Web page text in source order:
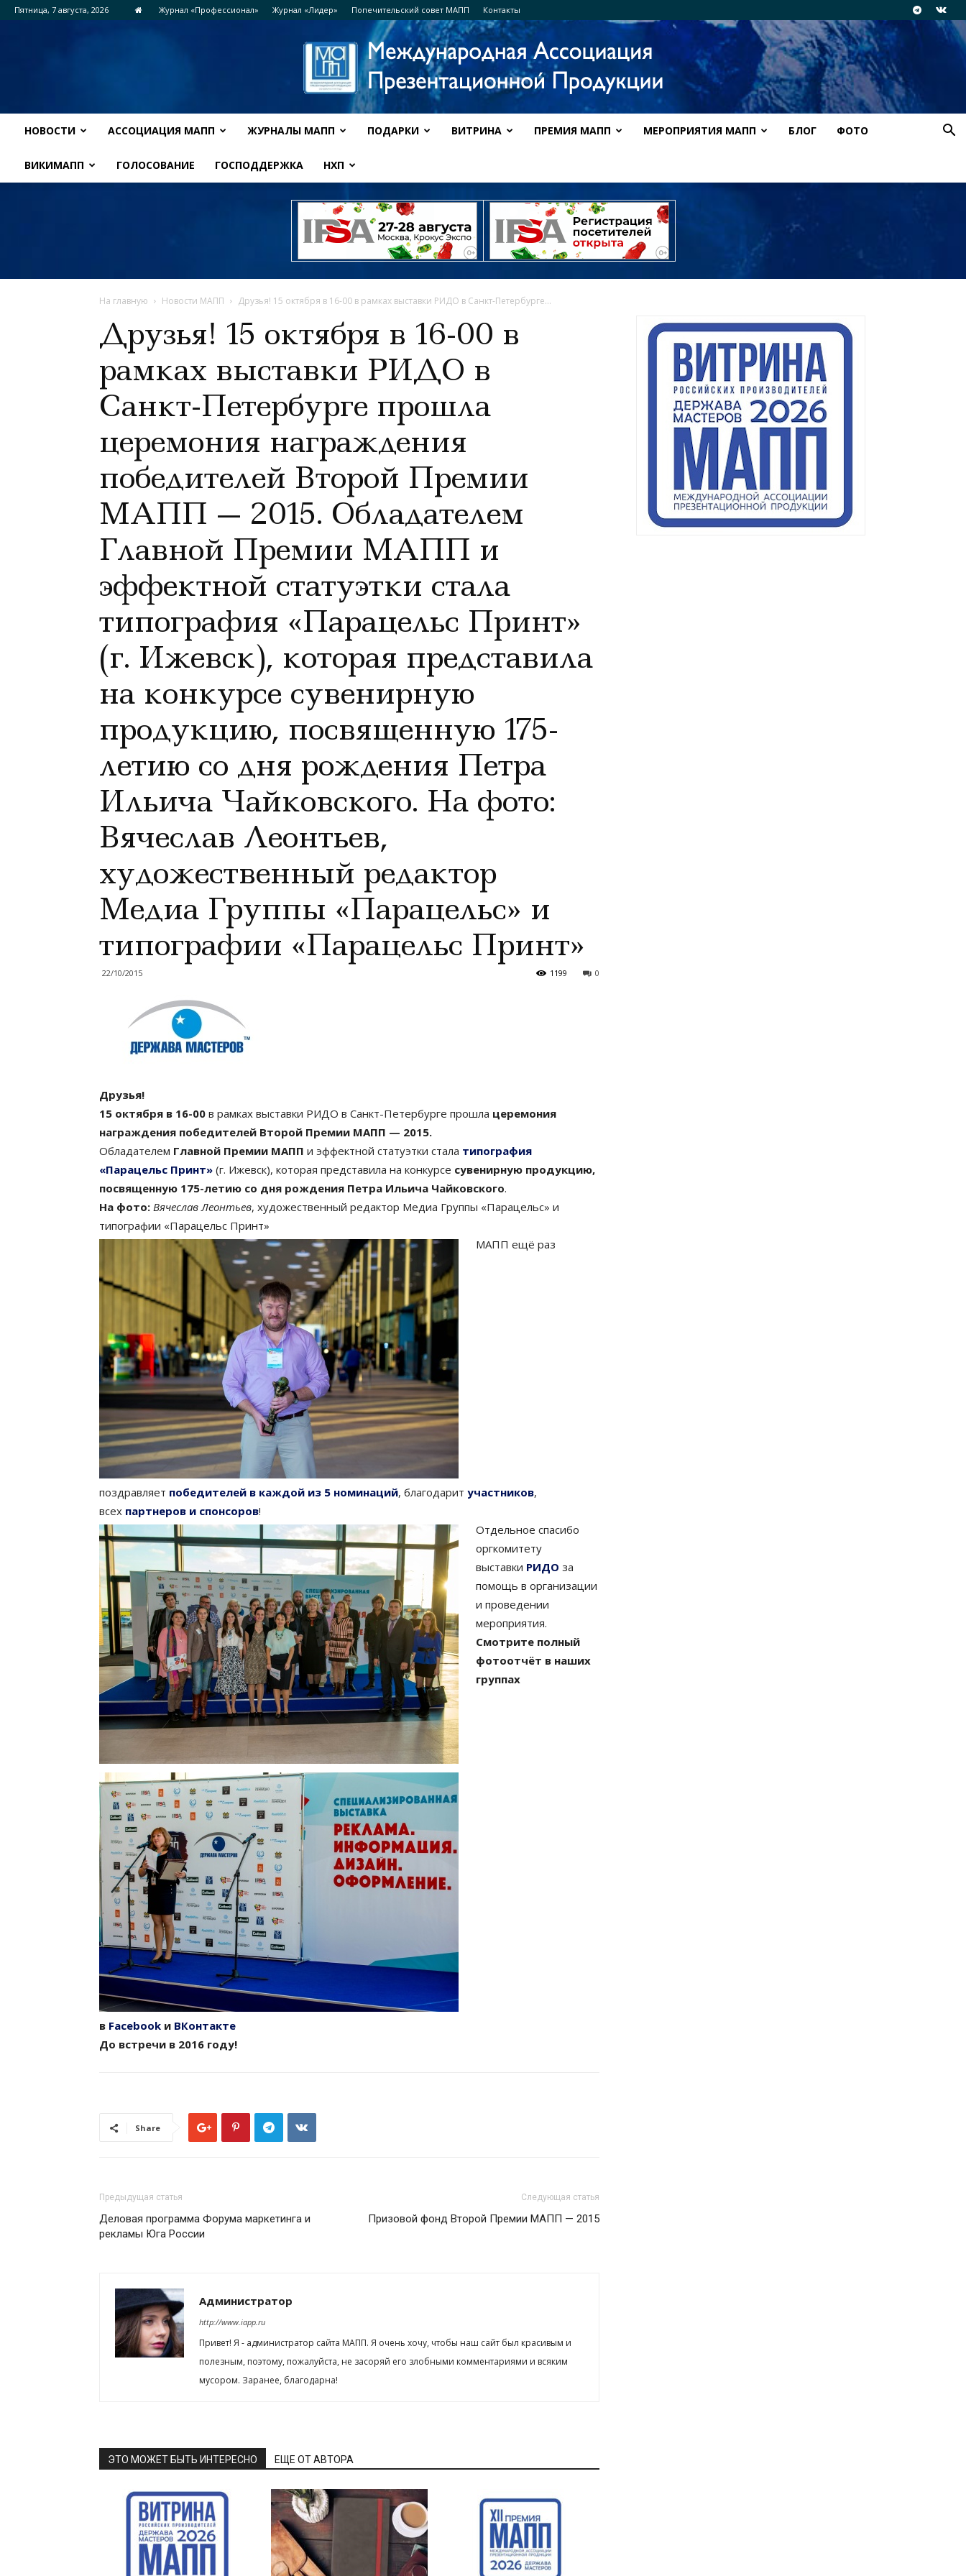
Пятница, 7 августа, 2026 Журнал «Профессионал» Журнал «Лидер» Попечительский совет МАПП Контакты
НОВОСТИ АССОЦИАЦИЯ МАПП ЖУРНАЛЫ МАПП ПОДАРКИ ВИТРИНА ПРЕМИЯ МАПП МЕРОПРИЯТИЯ МАПП БЛОГ ФОТО
ВИКИМАПП ГОЛОСОВАНИЕ ГОСПОДДЕРЖКА НХП
На главную Новости МАПП Друзья! 15 октября в 16-00 в рамках выставки РИДО в Санкт-Петербурге...
Друзья! 15 октября в 16-00 в
рамках выставки РИДО в
Санкт-Петербурге прошла
церемония награждения
победителей Второй Премии
МАПП — 2015. Обладателем
Главной Премии МАПП и
эффектной статуэтки стала
типография «Парацельс Принт»
(г. Ижевск), которая представила
на конкурсе сувенирную
продукцию, посвященную 175-
летию со дня рождения Петра
Ильича Чайковского. На фото:
Вячеслав Леонтьев,
художественный редактор
Медиа Группы «Парацельс» и
типографии «Парацельс Принт»
22/10/2015 0
1199
Друзья!
15 октября в 16-00 в рамках выставки РИДО в Санкт-Петербурге прошла церемония
награждения победителей Второй Премии МАПП — 2015.
Обладателем Главной Премии МАПП и эффектной статуэтки стала типография
«Парацельс Принт» (г. Ижевск), которая представила на конкурсе сувенирную продукцию,
посвященную 175-летию со дня рождения Петра Ильича Чайковского.
На фото: Вячеслав Леонтьев, художественный редактор Медиа Группы «Парацельс» и
типографии «Парацельс Принт»
МАПП ещё раз
поздравляет победителей в каждой из 5 номинаций, благодарит участников,
всех партнеров и спонсоров!
Отдельное спасибо
оргкомитету
выставки РИДО за
помощь в организации
и проведении
мероприятия.
Смотрите полный
фотоотчёт в наших
группах
в Facebook и ВКонтакте
До встречи в 2016 году!
Share
Предыдущая статья
Деловая программа Форума маркетинга и
рекламы Юга России
Следующая статья
Призовой фонд Второй Премии МАПП — 2015
Администратор
http://www.iapp.ru
Привет! Я - администратор сайта МАПП. Я очень хочу, чтобы наш сайт был красивым и
полезным, поэтому, пожалуйста, не засоряй его злобными комментариями и всяким
мусором. Заранее, благодарна!
ЭТО МОЖЕТ БЫТЬ ИНТЕРЕСНО ЕЩЕ ОТ АВТОРА